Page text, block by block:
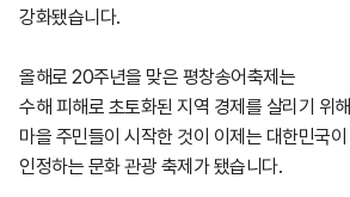
강화됐습니다.
올해로 20주년을 맞은 평창송어축제는
수해 피해로 초토화된 지역 경제를 살리기 위해
마을 주민들이 시작한 것이 이제는 대한민국이
인정하는 문화 관광 축제가 됐습니다.